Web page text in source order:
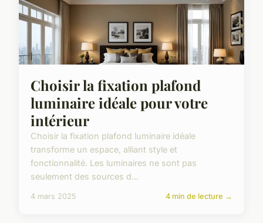
Choisir la fixation plafond
luminaire idéale pour votre
intérieur
Choisir la fixation plafond luminaire idéale
transforme un espace, alliant style et
fonctionnalité. Les luminaires ne sont pas
seulement des sources d...
4 mars 2025 4 min de lecture →